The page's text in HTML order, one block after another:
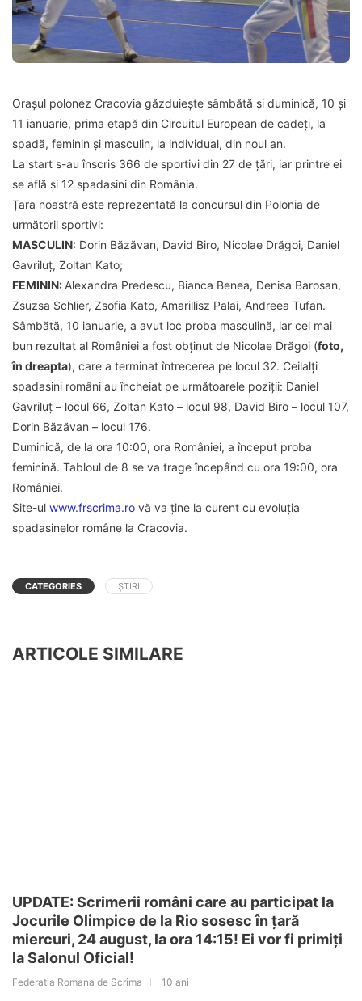
Orașul polonez Cracovia găzduiește sâmbătă și duminică, 10 și
11 ianuarie, prima etapă din Circuitul European de cadeți, la
spadă, feminin și masculin, la individual, din noul an.
La start s-au înscris 366 de sportivi din 27 de țări, iar printre ei
se află și 12 spadasini din România.
Țara noastră este reprezentată la concursul din Polonia de
următorii sportivi:
MASCULIN: Dorin Băzăvan, David Biro, Nicolae Drăgoi, Daniel
Gavriluț, Zoltan Kato;
FEMININ: Alexandra Predescu, Bianca Benea, Denisa Barosan,
Zsuzsa Schlier, Zsofia Kato, Amarillisz Palai, Andreea Tufan.
Sâmbătă, 10 ianuarie, a avut loc proba masculină, iar cel mai
bun rezultat al României a fost obținut de Nicolae Drăgoi (foto,
în dreapta), care a terminat întrecerea pe locul 32. Ceilalți
spadasini români au încheiat pe următoarele poziții: Daniel
Gavriluț – locul 66, Zoltan Kato – locul 98, David Biro – locul 107,
Dorin Băzăvan – locul 176.
Duminică, de la ora 10:00, ora României, a început proba
feminină. Tabloul de 8 se va trage începând cu ora 19:00, ora
României.
Site-ul www.frscrima.ro vă va ține la curent cu evoluția
spadasinelor române la Cracovia.
CATEGORIES ȘTIRI
ARTICOLE SIMILARE
UPDATE: Scrimerii români care au participat la
Jocurile Olimpice de la Rio sosesc în țară
miercuri, 24 august, la ora 14:15! Ei vor fi primiți
la Salonul Oficial!
Federatia Romana de Scrima 10 ani